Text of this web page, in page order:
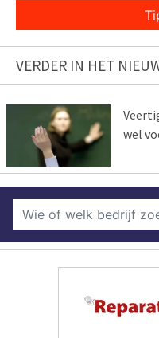
VERDER IN HET
wel